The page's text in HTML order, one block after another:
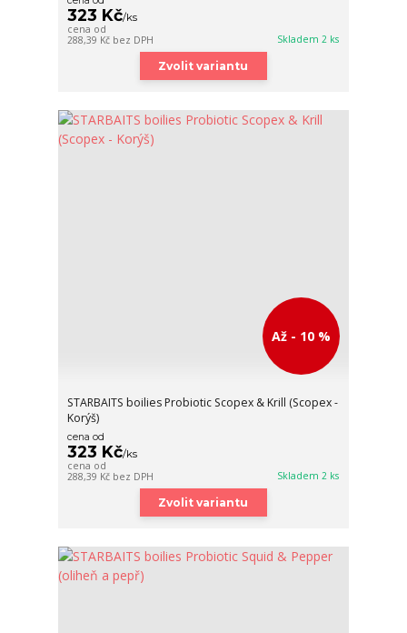
323 Kč/ks
cena od
288,39 Kč bez DPH Skladem 2 ks
Zvolit variantu
Až - 10 %
STARBAITS boilies Probiotic Scopex & Krill (Scopex -
Korýš)
cena od
323 Kč/ks
cena od
288,39 Kč bez DPH Skladem 2 ks
Zvolit variantu